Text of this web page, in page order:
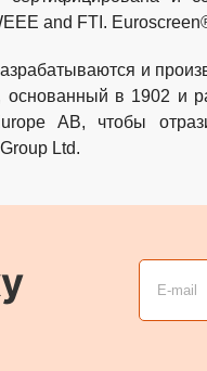
and FTI.
и
основанный в 1902
AB, чтобы
Ltd.